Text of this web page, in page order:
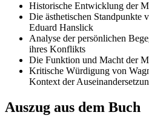
Historische Entwicklung der
Die ästhetischen Standpunkte
Eduard Hanslick
Analyse der persönlichen
ihres Konflikts
Die Funktion und Macht der
Kritische Würdigung von
Kontext der
Auszug aus dem Buch